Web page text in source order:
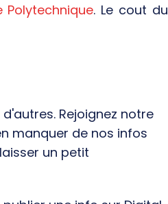
Polytechnique. Le cout du
Rejoignez notre
manquer de nos infos
un petit